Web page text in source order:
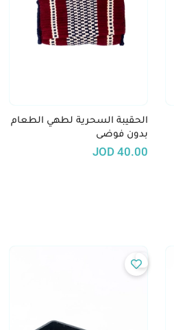
الحقيبة السحرية لطهي الطعام
بدون فوضى
40.00
JOD